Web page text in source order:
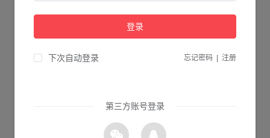
登录
下次自动登录 忘记密码 注册
第三方账号登录